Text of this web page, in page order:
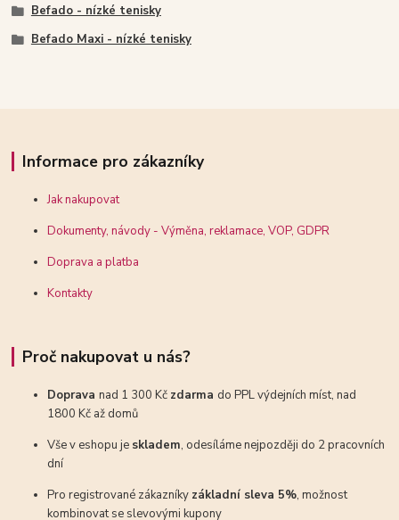
Befado - nízké tenisky
Befado Maxi - nízké tenisky
Informace pro zákazníky
Jak nakupovat
Dokumenty, návody - Výměna, reklamace, VOP, GDPR
Doprava a platba
Kontakty
Proč nakupovat u nás?
Dopravanad 1 300 Kč zdarma do PPL výdejních míst, nad
1800 Kč až domů
Vše v eshopu je skladem, odesíláme nejpozději do 2 pracovních
dní
Pro registrované zákazníky základní sleva 5%, možnost
kombinovat se slevovými kupony